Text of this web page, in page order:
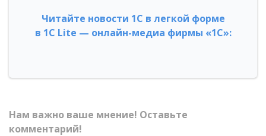
Читайте новости 1С в легкой форме
в 1С Lite — онлайн-медиа фирмы «1С»:
Нам важно ваше мнение! Оставьте
комментарий!